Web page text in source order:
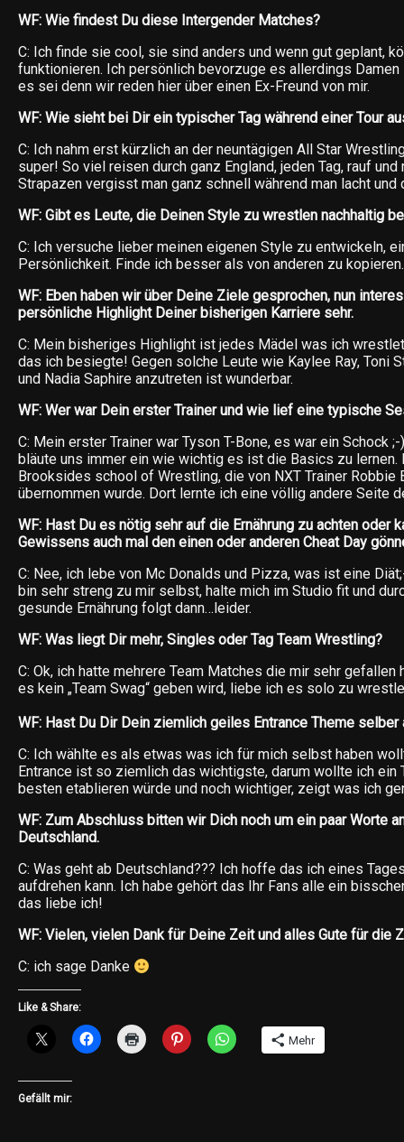
WF: Wie findest Du diese Intergender Matches?
C: Ich finde sie cool, sie sind anders und wenn gut geplant,
funktionieren. Ich persönlich bevorzuge es allerdings Damen
es sei denn wir reden hier über einen Ex-Freund von mir.
WF: Wie sieht bei Dir ein typischer Tag während einer Tour
C: Ich nahm erst kürzlich an der neuntägigen All Star
super! So viel reisen durch ganz England, jeden Tag, rauf
Strapazen vergisst man ganz schnell während man lacht
WF: Gibt es Leute, die Deinen Style zu wrestlen nachhaltig
C: Ich versuche lieber meinen eigenen Style zu entwickeln,
Persönlichkeit. Finde ich besser als von anderen zu kopieren.
WF: Eben haben wir über Deine Ziele gesprochen, nun
persönliche Highlight Deiner bisherigen Karriere sehr.
C: Mein bisheriges Highlight ist jedes Mädel was ich
das ich besiegte! Gegen solche Leute wie Kaylee Ray, Toni
und Nadia Saphire anzutreten ist wunderbar.
WF: Wer war Dein erster Trainer und wie lief eine typische
C: Mein erster Trainer war Tyson T-Bone, es war ein Schock
bläute uns immer ein wie wichtig es ist die Basics zu lernen.
Brooksides school of Wrestling, die von NXT Trainer Robbie
übernommen wurde. Dort lernte ich eine völlig andere Seite
WF: Hast Du es nötig sehr auf die Ernährung zu achten oder
Gewissens auch mal den einen oder anderen Cheat Day
C: Nee, ich lebe von Mc Donalds und Pizza, was ist eine
bin sehr streng zu mir selbst, halte mich im Studio fit und
gesunde Ernährung folgt dann…leider.
WF: Was liegt Dir mehr, Singles oder Tag Team Wrestling?
C: Ok, ich hatte mehrere Team Matches die mir sehr gefallen
es kein „Team Swag“ geben wird, liebe ich es solo zu
WF: Hast Du Dir Dein ziemlich geiles Entrance Theme selber
C: Ich wählte es als etwas was ich für mich selbst haben
Entrance ist so ziemlich das wichtigste, darum wollte ich ein
besten etablieren würde und noch wichtiger, zeigt was ich
WF: Zum Abschluss bitten wir Dich noch um ein paar Worte
Deutschland.
C: Was geht ab Deutschland??? Ich hoffe das ich eines
aufdrehen kann. Ich habe gehört das Ihr Fans alle ein
das liebe ich!
WF: Vielen, vielen Dank für Deine Zeit und alles Gute für die
C: ich sage Danke
Like & Share:
Mehr
Gefällt mir: